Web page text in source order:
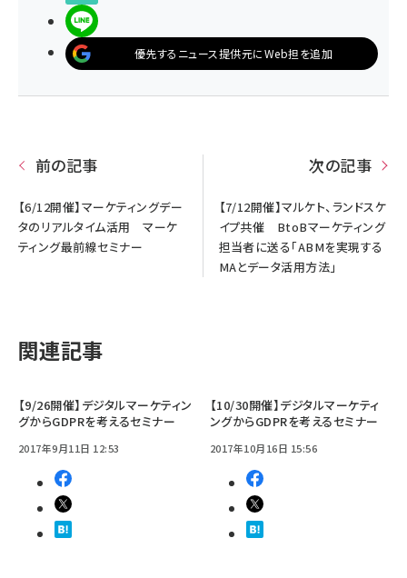
優先するニュース提供元にWeb担を追加
前の記事
【6/12開催】マーケティングデー
タのリアルタイム活用 マーケ
ティング最前線セミナー
次の記事
【7/12開催】マルケト、ランドスケ
イプ共催 BtoBマーケティング
担当者に送る「ABMを実現する
MAとデータ活用方法」
関連記事
【9/26開催】デジタルマーケティン
グからGDPRを考えるセミナー
2017年9月11日 12:53
【10/30開催】デジタルマーケティ
ングからGDPRを考えるセミナー
2017年10月16日 15:56